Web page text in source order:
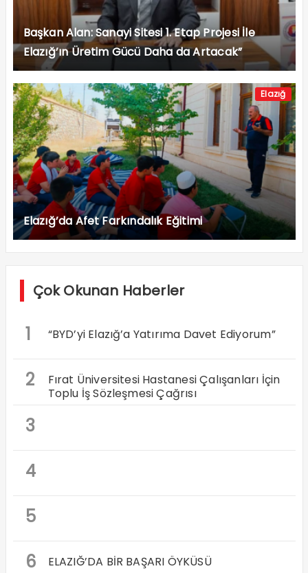
Başkan Alan: Sanayi Sitesi 1. Etap Projesi İle
Elazığ’ın Üretim Gücü Daha da Artacak”
Elazığ
Elazığ’da Afet Farkındalık Eğitimi
Çok Okunan Haberler
1 “BYD’yi Elazığ’a Yatırıma Davet Ediyorum”
2
Fırat Üniversitesi Hastanesi Çalışanları İçin
Toplu İş Sözleşmesi Çağrısı
3
4
5
6
ELAZIĞ’DA BİR BAŞARI ÖYKÜSÜ